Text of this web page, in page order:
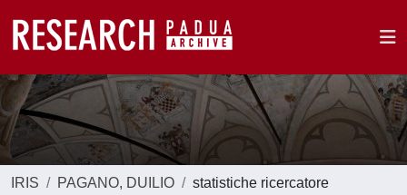
IRIS PAGANO, DUILIO statistiche ricercatore